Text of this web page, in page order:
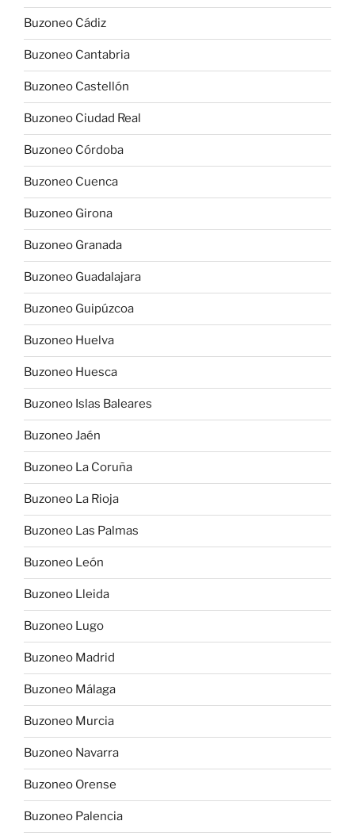
Buzoneo Cádiz
Buzoneo Cantabria
Buzoneo Castellón
Buzoneo Ciudad Real
Buzoneo Córdoba
Buzoneo Cuenca
Buzoneo Girona
Buzoneo Granada
Buzoneo Guadalajara
Buzoneo Guipúzcoa
Buzoneo Huelva
Buzoneo Huesca
Buzoneo Islas Baleares
Buzoneo Jaén
Buzoneo La Coruña
Buzoneo La Rioja
Buzoneo Las Palmas
Buzoneo León
Buzoneo Lleida
Buzoneo Lugo
Buzoneo Madrid
Buzoneo Málaga
Buzoneo Murcia
Buzoneo Navarra
Buzoneo Orense
Buzoneo Palencia